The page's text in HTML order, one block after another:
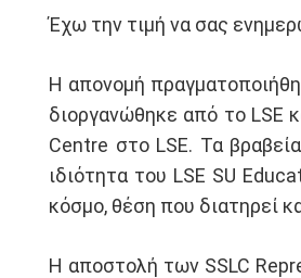
Έχω την τιμή να σας
Η απονομή
διοργανώθηκε από το LSE
Centre στο LSE. Τα
ιδιότητα του LSE SU
κόσμο, θέση που διατηρεί
Η αποστολή των SSLC